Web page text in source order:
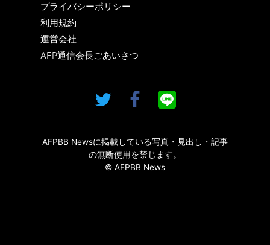
プライバシーポリシー
利用規約
運営会社
AFP通信会長ごあいさつ
AFPBB Newsに掲載している写真・見出し・記事
の無断使用を禁じます。
© AFPBB News